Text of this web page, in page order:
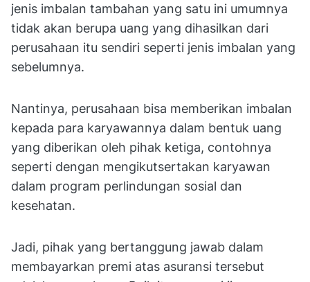
jenis imbalan tambahan yang satu ini umumnya
tidak akan berupa uang yang dihasilkan dari
perusahaan itu sendiri seperti jenis imbalan yang
sebelumnya.
Nantinya, perusahaan bisa memberikan imbalan
kepada para karyawannya dalam bentuk uang
yang diberikan oleh pihak ketiga, contohnya
seperti dengan mengikutsertakan karyawan
dalam program perlindungan sosial dan
kesehatan.
Jadi, pihak yang bertanggung jawab dalam
membayarkan premi atas asuransi tersebut